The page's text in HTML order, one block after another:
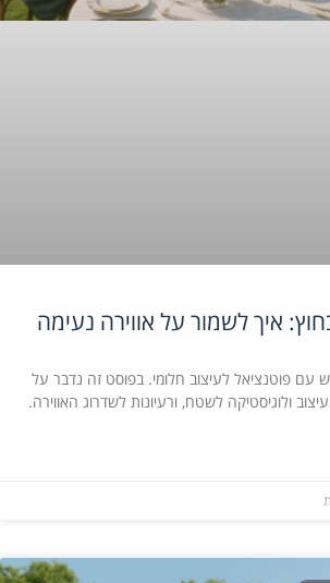
איך לשמור על אווירה נעימה
עם פוטנציאל לעיצוב חלומי. בפוסט זה נדבר על
ולוגיסטיקה לשטח, ורעיונות לשדרוג האווירה.